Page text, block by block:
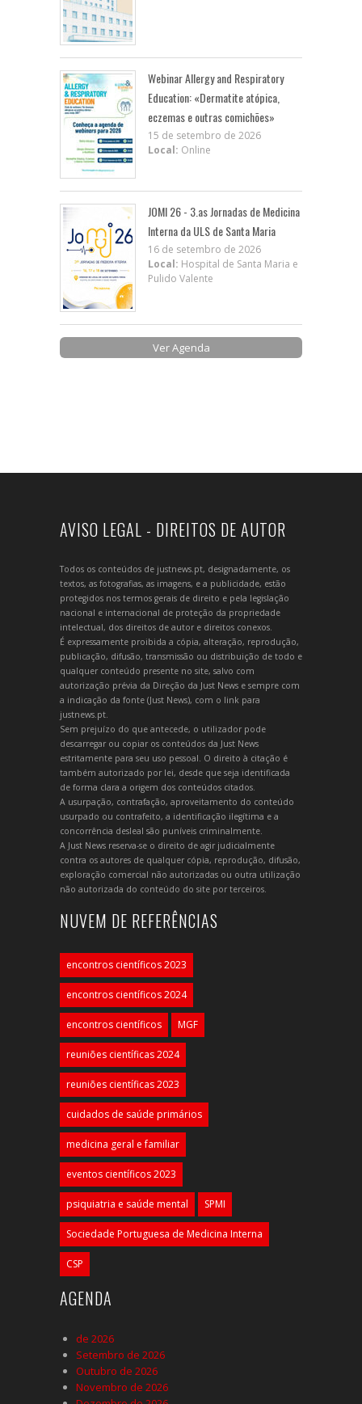
Webinar Allergy and Respiratory
Education: «Dermatite atópica,
eczemas e outras comichões»
15 de setembro de 2026
Local: Online
JOMI 26 - 3.as Jornadas de Medicina
Interna da ULS de Santa Maria
16 de setembro de 2026
Local: Hospital de Santa Maria e
Pulido Valente
Ver Agenda
AVISO LEGAL - DIREITOS DE AUTOR
Todos os conteúdos de justnews.pt, designadamente, os
textos, as fotografias, as imagens, e a publicidade, estão
protegidos nos termos gerais de direito e pela legislação
nacional e internacional de proteção da propriedade
intelectual, dos direitos de autor e direitos conexos.
É expressamente proibida a cópia, alteração, reprodução,
publicação, difusão, transmissão ou distribuição de todo e
qualquer conteúdo presente no site, salvo com
autorização prévia da Direção da Just News e sempre com
a indicação da fonte (Just News), com o link para
justnews.pt.
Sem prejuízo do que antecede, o utilizador pode
descarregar ou copiar os conteúdos da Just News
estritamente para seu uso pessoal. O direito à citação é
também autorizado por lei, desde que seja identificada
de forma clara a origem dos conteúdos citados.
A usurpação, contrafação, aproveitamento do conteúdo
usurpado ou contrafeito, a identificação ilegítima e a
concorrência desleal são puníveis criminalmente.
A Just News reserva-se o direito de agir judicialmente
contra os autores de qualquer cópia, reprodução, difusão,
exploração comercial não autorizadas ou outra utilização
não autorizada do conteúdo do site por terceiros.
NUVEM DE REFERÊNCIAS
encontros científicos 2023
encontros científicos 2024
encontros científicos MGF
reuniões científicas 2024
reuniões científicas 2023
cuidados de saúde primários
medicina geral e familiar
eventos científicos 2023
psiquiatria e saúde mental SPMI
Sociedade Portuguesa de Medicina Interna
CSP
AGENDA
de 2026
Setembro de 2026
Outubro de 2026
Novembro de 2026